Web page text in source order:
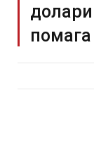
долари